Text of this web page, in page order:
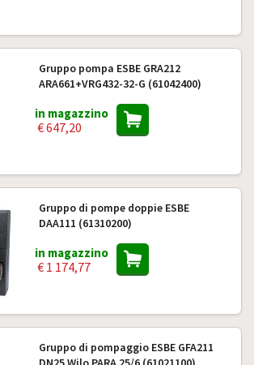
Gruppo pompa ESBE GRA212
ARA661+VRG432-32-G (61042400)
in magazzino
€ 647,20
Gruppo di pompe doppie ESBE
DAA111 (61310200)
in magazzino
€ 1 174,77
Gruppo di pompaggio ESBE GFA211